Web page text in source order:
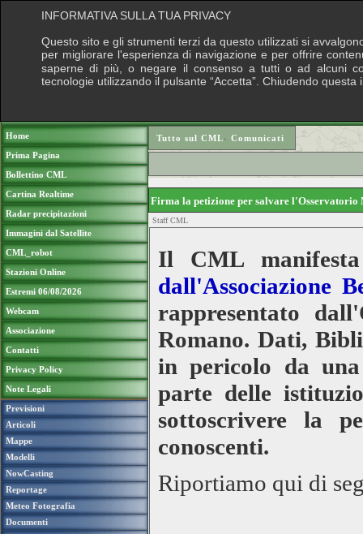
Home
Prima Pagina
Bollettino CML
Cartina Realtime
Radar precipitazioni
Immagini dal Satellite
CML_robot
Stazioni Online
Estremi 06/08/2026
Webcam
Associazione
Contatti
Privacy Policy
Note Legali
Previsioni
Articoli
Mappe
Modelli
NowCasting
Reportage
Meteo Fotografia
Documenti
Tutto sul CML› Comunicati
Firma la petizione per salvare
Staff CML
Il CML
dall'Associazione
rappresentato
Romano. Dati,
in pericolo da una
parte delle
sottoscrivere la
conoscenti.
Riportiamo qui di
INFORMATIVA SULLA TUA PRIVACY
Questo sito e gli strumenti terzi da questo utilizzati si
per migliorare l'esperienza di navigazione e per offrire
saperne di più, o negare il consenso a tutti o ad alcuni
tecnologie utilizzando il pulsante “Accetta”. Chiudendo